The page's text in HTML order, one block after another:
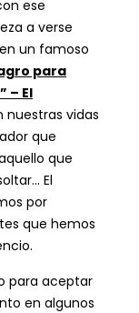
ese
a verse
un famoso
para
– El
vidas
que
que
El
por
que hemos
para aceptar
en algunos